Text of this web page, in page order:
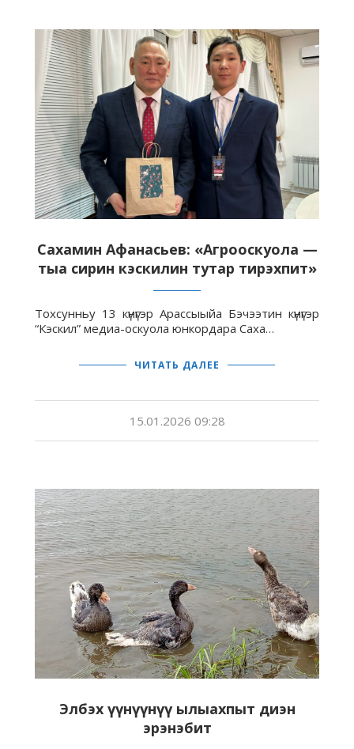
Сахамин Афанасьев: «Агрооскуола —
тыа сирин кэскилин тутар тирэхпит»
Тохсунньу 13 күнүгэр Арассыыйа Бэчээтин күнүгэр
“Кэскил” медиа-оскуола юнкордара Саха…
ЧИТАТЬ ДАЛЕЕ
15.01.2026 09:28
Элбэх үүнүүнүү ылыахпыт диэн
эрэнэбит